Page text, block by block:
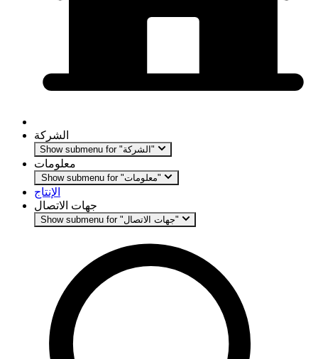
الشركة
Show submenu for "الشركة"
معلومات
Show submenu for "معلومات"
الإنتاج
جهات الاتصال
Show submenu for "جهات الاتصال"